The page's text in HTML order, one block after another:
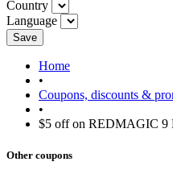
Country
Language
Save
Home
•
Coupons, discounts &
•
$5 off on REDMAGIC 9
Other coupons